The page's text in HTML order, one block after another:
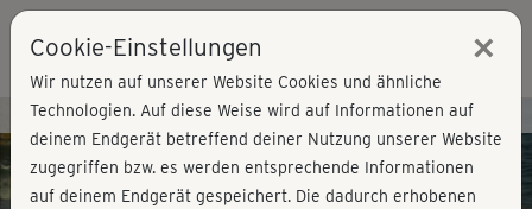
Kursvorschau - Jetzt mitmachen!
Cookie-Einstellungen ×
Wir nutzen auf unserer Website Cookies und ähnliche
Technologien. Auf diese Weise wird auf Informationen auf
deinem Endgerät betreffend deiner Nutzung unserer Website
zugegriffen bzw. es werden entsprechende Informationen
auf deinem Endgerät gespeichert. Die dadurch erhobenen